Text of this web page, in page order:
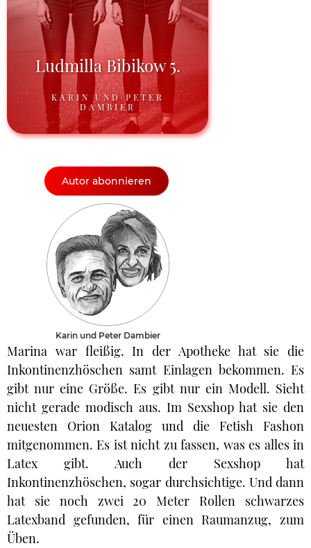
Ludmilla Bibikow 5.
KARIN UND PETER
DAMBIER
Autor abonnieren
Karin und Peter Dambier
Marina war fleißig. In der Apotheke hat sie die
Inkontinenzhöschen samt Einlagen bekommen. Es
gibt nur eine Größe. Es gibt nur ein Modell. Sieht
nicht gerade modisch aus. Im Sexshop hat sie den
neuesten Orion Katalog und die Fetish Fashon
mitgenommen. Es ist nicht zu fassen, was es alles in
Latex gibt. Auch der Sexshop hat
Inkontinenzhöschen, sogar durchsichtige. Und dann
hat sie noch zwei 20 Meter Rollen schwarzes
Latexband gefunden, für einen Raumanzug, zum
Üben.